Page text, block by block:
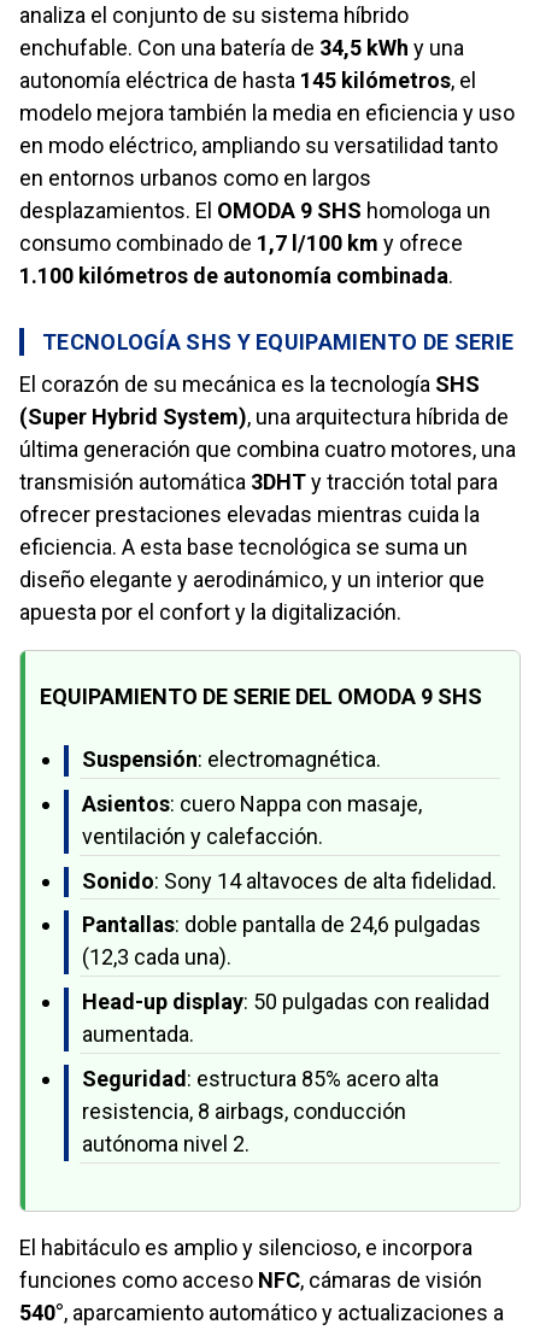
analiza el conjunto de su sistema híbrido
enchufable. Con una batería de 34,5 kWh y una
autonomía eléctrica de hasta 145 kilómetros, el
modelo mejora también la media en eficiencia y uso
en modo eléctrico, ampliando su versatilidad tanto
en entornos urbanos como en largos
desplazamientos. El OMODA 9 SHS homologa un
consumo combinado de 1,7 l/100 km y ofrece
1.100 kilómetros de autonomía combinada.
TECNOLOGÍA SHS Y EQUIPAMIENTO DE SERIE
El corazón de su mecánica es la tecnología SHS
(Super Hybrid System), una arquitectura híbrida de
última generación que combina cuatro motores, una
transmisión automática 3DHTy tracción total para
ofrecer prestaciones elevadas mientras cuida la
eficiencia. A esta base tecnológica se suma un
diseño elegante y aerodinámico, y un interior que
apuesta por el confort y la digitalización.
EQUIPAMIENTO DE SERIE DEL OMODA 9 SHS
Suspensión: electromagnética.
Asientos: cuero Nappa con masaje,
ventilación y calefacción.
Sonido: Sony 14 altavoces de alta fidelidad.
Pantallas: doble pantalla de 24,6 pulgadas
(12,3 cada una).
Head-up display: 50 pulgadas con realidad
aumentada.
Seguridad : estructura 85% acero alta
resistencia, 8 airbags, conducción
autónoma nivel 2.
El habitáculo es amplio y silencioso, e incorpora
funciones como acceso NFC, cámaras de visión
540°, aparcamiento automático y actualizaciones a